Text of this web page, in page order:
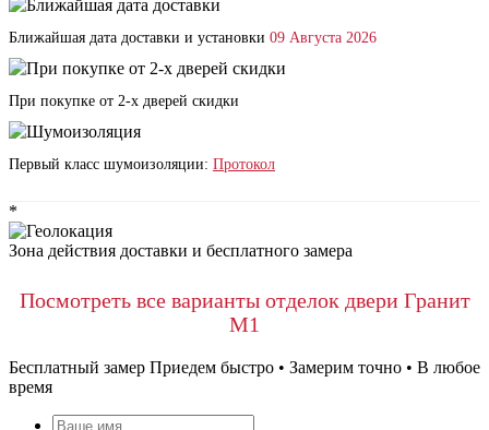
Ближайшая дата доставки и установки 09 Августа 2026
При покупке от 2-х дверей скидки
Первый класс шумоизоляции: Протокол
*
Зона действия доставки и бесплатного замера
Посмотреть все варианты отделок двери Гранит
М1
Бесплатный замер Приедем быстро • Замерим точно • В любое
время